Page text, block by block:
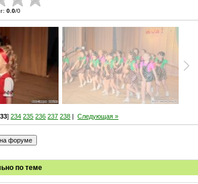
: 0.0/0
]234 235 236 237 238 |Следующая »
по теме